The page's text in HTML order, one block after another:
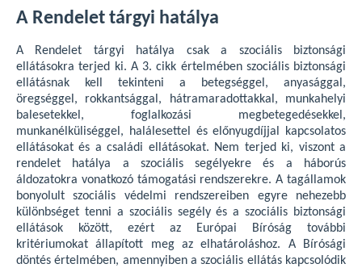
A Rendelet tárgyi hatálya
A Rendelet tárgyi hatálya csak a szociális biztonsági
ellátásokra terjed ki. A 3. cikk értelmében szociális biztonsági
ellátásnak kell tekinteni a betegséggel, anyasággal,
öregséggel, rokkantsággal, hátramaradottakkal, munkahelyi
balesetekkel, foglalkozási megbetegedésekkel,
munkanélküliséggel, halálesettel és előnyugdíjjal kapcsolatos
ellátásokat és a családi ellátásokat. Nem terjed ki, viszont a
rendelet hatálya a szociális segélyekre és a háborús
áldozatokra vonatkozó támogatási rendszerekre. A tagállamok
bonyolult szociális védelmi rendszereiben egyre nehezebb
különbséget tenni a szociális segély és a szociális biztonsági
ellátások között, ezért az Európai Bíróság további
kritériumokat állapított meg az elhatároláshoz. A Bírósági
döntés értelmében, amennyiben a szociális ellátás kapcsolódik